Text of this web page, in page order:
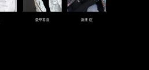
愛早零流 新庄 臣